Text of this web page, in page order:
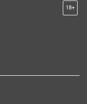
18+